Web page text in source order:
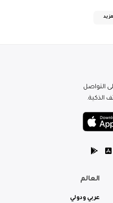
التواصل
الذكية.
العالم
عربي ودولي